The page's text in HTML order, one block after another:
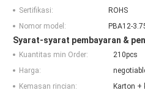
Sertifikasi:
ROHS
Nomor model:
PBA12-
Syarat-syarat pembayaran &
Kuantitas min Order:
210pcs
Harga:
Kemasan rincian:
Karton +